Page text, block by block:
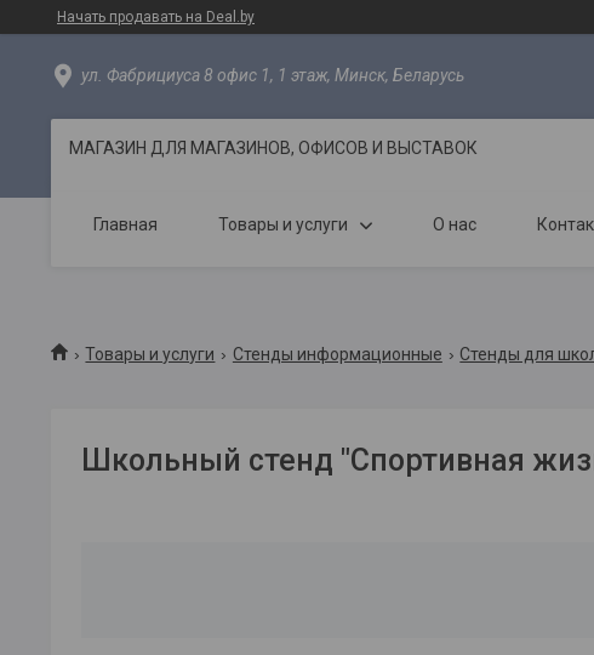
Начать продавать на Deal.by
ул. Фабрициуса 8 офис 1, 1 этаж, Минск, Беларусь
МАГАЗИН ДЛЯ МАГАЗИНОВ, ОФИСОВ И ВЫСТАВОК
Главная Товары и услуги О нас
Товары и услуги Стенды информационные Стенды для
Школьный стенд "Спортивная